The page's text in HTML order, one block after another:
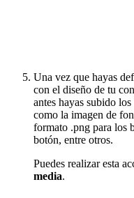
Una vez que hayas
con el diseño de tu
antes hayas subido
como la imagen de
formato .png para los
botón, entre otros.
Puedes realizar esta
media.